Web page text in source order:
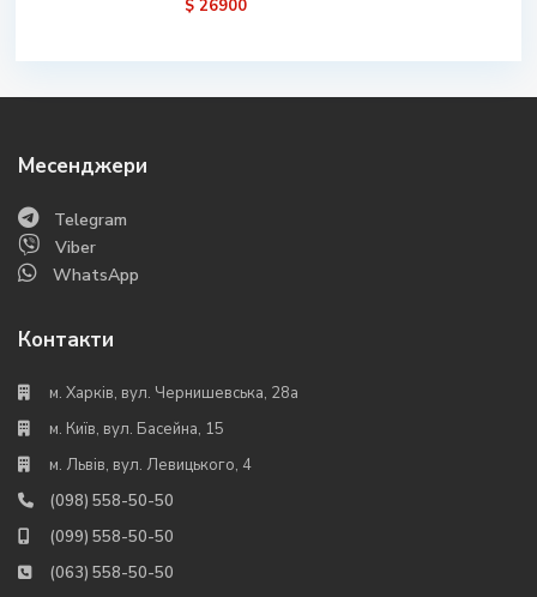
$ 26900
Месенджери
Telegram
Viber
WhatsApp
Контакти
м. Харків, вул. Чернишевська, 28а
м. Київ, вул. Басейна, 15
м. Львів, вул. Левицького, 4
(098) 558-50-50
(099) 558-50-50
(063) 558-50-50